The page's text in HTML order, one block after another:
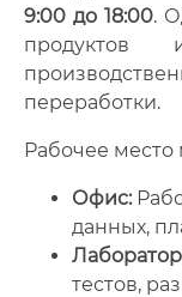
9:00 до 18:00.
продуктов
переработки.
Рабочее
Офис:
данных,
тестов,